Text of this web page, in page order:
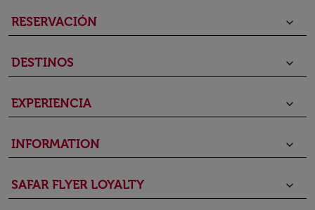
RESERVACIÓN keyboard_arrow_down
DESTINOS keyboard_arrow_down
EXPERIENCIA keyboard_arrow_down
INFORMATION keyboard_arrow_down
SAFAR FLYER LOYALTY keyboard_arrow_down